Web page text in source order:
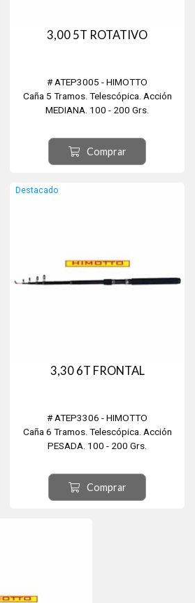
3,00 5T ROTATIVO
# ATEP3005 - HIMOTTO
Caña 5 Tramos. Telescópica. Acción
MEDIANA. 100 - 200 Grs.
Comprar
Destacado
3,30 6T FRONTAL
# ATEP3306 - HIMOTTO
Caña 6 Tramos. Telescópica. Acción
PESADA. 100 - 200 Grs.
Comprar